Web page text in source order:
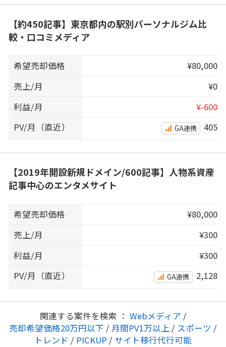
【約450記事】東京都内の駅別パーソナルジム比
較・口コミメディア
希望売却価格
¥80,000
売上/月
¥0
利益/月
¥-600
PV/月（直近）
GA連携 405
【2019年開設新規ドメイン/600記事】人物系資産
記事中心のエンタメサイト
希望売却価格
¥80,000
売上/月
¥300
利益/月
¥300
PV/月（直近）
GA連携 2,128
関連する案件を検索 ： Webメディア /
売却希望価格20万円以下 / 月間PV1万以上 / スポーツ /
トレンド / PICKUP / サイト移行代行可能